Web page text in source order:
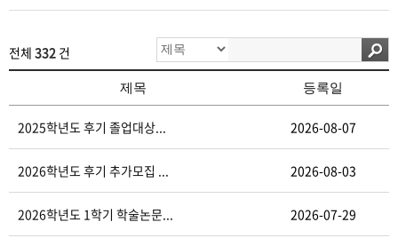
전체 332 건
제목 등록일
2025학년도 후기 졸업대상... 2026-08-07
2026학년도 후기 추가모집 ... 2026-08-03
2026학년도 1학기 학술논문... 2026-07-29